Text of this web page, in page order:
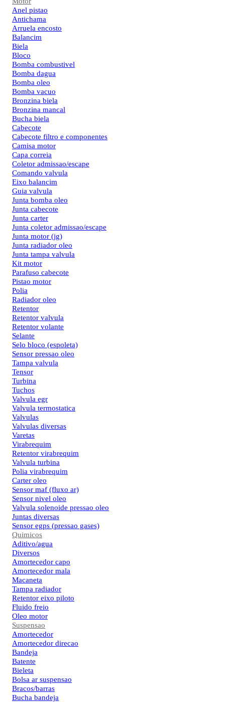
Anel pistao
Antichama
Arruela encosto
Balancim
Biela
Bloco
Bomba combustivel
Bomba dagua
Bomba oleo
Bomba vacuo
Bronzina biela
Bronzina mancal
Bucha biela
Cabecote
Cabecote filtro e componentes
Camisa motor
Capa correia
Coletor admissao/escape
Comando valvula
Eixo balancim
Guia valvula
Junta bomba oleo
Junta cabecote
Junta carter
Junta coletor admissao/escape
Junta motor (jg)
Junta radiador oleo
Junta tampa valvula
Kit motor
Parafuso cabecote
Pistao motor
Polia
Radiador oleo
Retentor
Retentor valvula
Retentor volante
Selante
Selo bloco (espoleta)
Sensor pressao oleo
Tampa valvula
Tensor
Turbina
Tuchos
Valvula egr
Valvula termostatica
Valvulas
Valvulas diversas
Varetas
Virabrequim
Retentor virabrequim
Valvula turbina
Polia virabrequim
Carter oleo
Sensor maf (fluxo ar)
Sensor nivel oleo
Valvula solenoide pressao oleo
Juntas diversas
Sensor egps (pressao gases)
Quimicos
Aditivo/agua
Diversos
Amortecedor capo
Amortecedor mala
Macaneta
Tampa radiador
Retentor eixo piloto
Fluido freio
Oleo motor
Suspensao
Amortecedor
Amortecedor direcao
Bandeja
Batente
Bieleta
Bolsa ar suspensao
Bracos/barras
Bucha bandeja